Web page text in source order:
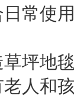
常使
草坪地
人和